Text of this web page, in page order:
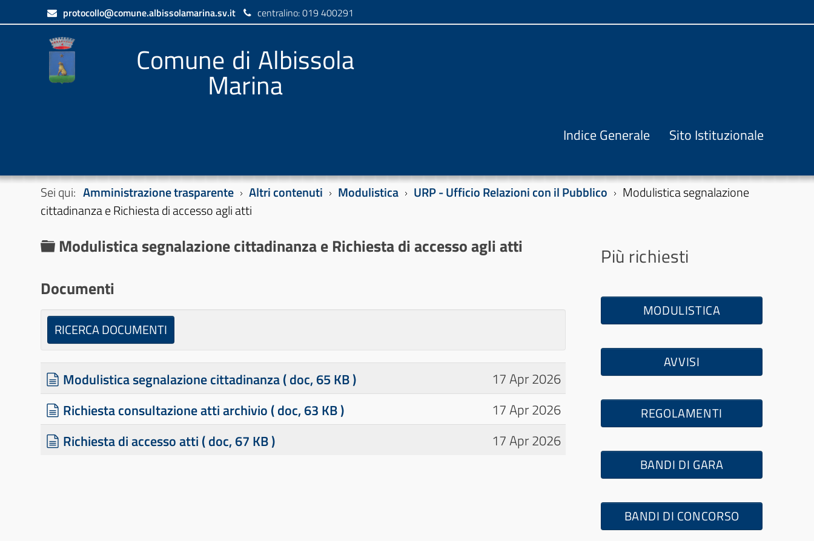
protocollo@comune.albissolamarina.sv.it centralino: 019 400291
Comune di Albissola
Marina
Indice Generale Sito Istituzionale
Sei qui:Amministrazione trasparente Altri contenuti Modulistica URP - Ufficio Relazioni con il Pubblico
Modulistica segnalazione
cittadinanza e Richiesta di accesso agli atti
Più richiesti
MODULISTICA
AVVISI
REGOLAMENTI
BANDI DI GARA
BANDI DI CONCORSO
C
r
e
l
l
a
Modulistica segnalazione cittadinanza e Richiesta di accesso agli atti
Documenti
RICERCA DOCUMENTI
×
× - - - - Modulistica segnalazione cittadinanza e Richiesta di accesso agli atti
d
o
c
u
m
Modulistica segnalazione cittadinanza( doc, 65 KB )
17 Apr 2026
d
o
c
Richiesta consultazione atti archivio ( doc, 63 KB )
17 Apr 2026
dRichiesta di accesso atti ( doc, 67 KB ) 17 Apr 2026